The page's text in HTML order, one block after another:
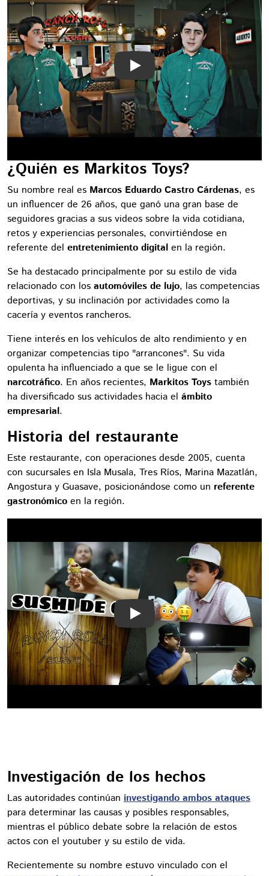
Play
¿Quién es Markitos Toys?
Su nombre real es Marcos Eduardo Castro Cárdenas, es
un influencer de 26 años, que ganó una gran base de
seguidores gracias a sus videos sobre la vida cotidiana,
retos y experiencias personales, convirtiéndose en
referente del entretenimiento digital en la región.
Se ha destacado principalmente por su estilo de vida
relacionado con los automóviles de lujo, las competencias
deportivas, y su inclinación por actividades como la
cacería y eventos rancheros.
Tiene interés en los vehículos de alto rendimiento y en
organizar competencias tipo "arrancones". Su vida
opulenta ha influenciado a que se le ligue con el
narcotráfico. En años recientes, Markitos Toys también
ha diversificado sus actividades hacia el ámbito
empresarial.
Historia del restaurante
Este restaurante, con operaciones desde 2005, cuenta
con sucursales en Isla Musala, Tres Ríos, Marina Mazatlán,
Angostura y Guasave, posicionándose como un referente
gastronómico en la región.
Play
Investigación de los hechos
Las autoridades continúan investigando ambos ataques
para determinar las causas y posibles responsables,
mientras el público debate sobre la relación de estos
actos con el youtuber y su estilo de vida.
Recientemente su nombre estuvo vinculado con el